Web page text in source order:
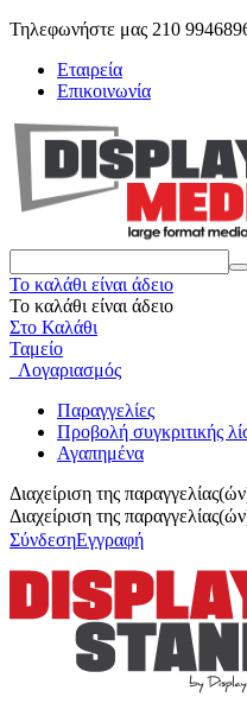
Τηλεφωνήστε μας 210
Εταιρεία
Επικοινωνία
Το καλάθι είναι άδειο
Το καλάθι είναι άδειο
Στο Καλάθι
Ταμείο
Λογαριασμός
Παραγγελίες
Προβολή συγκριτικής
Αγαπημένα
Διαχείριση της
Διαχείριση της
ΣύνδεσηΕγγραφή